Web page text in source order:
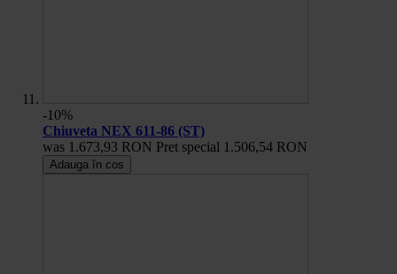
-10%
Chiuveta NEX 611-86 (ST)
was 1.673,93 RON Pret special 1.506,54 RON
Adauga în cos